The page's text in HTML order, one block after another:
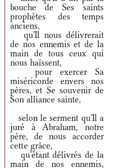
bouche de Ses saints
prophètes des temps
anciens,
qu'Il nous délivrerait
de nos ennemis et de la
main de tous ceux qui
nous haïssent,
pour exercer Sa
miséricorde envers nos
pères, et Se souvenir de
Son alliance sainte,
selon le serment qu'Il a
juré à Abraham, notre
père, de nous accorder
cette grâce,
qu'étant délivrés de la
main de nos ennemis,